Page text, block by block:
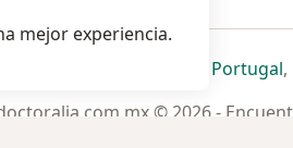
abre en una nueva pestaña
se abre en una nueva pestaña
se abre en una
se abre
Portugal,
© 2026 -
mejor experiencia.